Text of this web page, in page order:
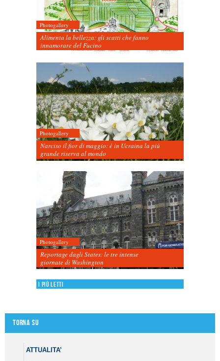
Photogallery
Alimenta la bellezza: gli scatti che fanno
innamorare del Fucino
Photogallery
Narciso il fior di maggio: è in Ucraina la più
grande riserva al mondo
Photogallery
Reportage dagli States: le tre intense
giornate di Washington
I più letti
Torna su
ATTUALITA’